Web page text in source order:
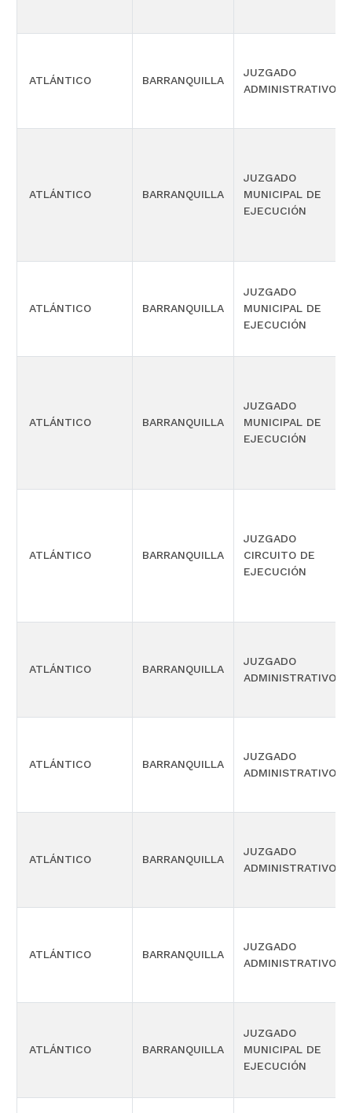
ATLÁNTICO BARRANQUILLA
JUZGADO
ADMINISTRATIVO
ATLÁNTICO BARRANQUILLA
JUZGADO
MUNICIPAL DE
EJECUCIÓN
ATLÁNTICO BARRANQUILLA
JUZGADO
MUNICIPAL DE
EJECUCIÓN
ATLÁNTICO BARRANQUILLA
JUZGADO
MUNICIPAL DE
EJECUCIÓN
ATLÁNTICO BARRANQUILLA
JUZGADO
CIRCUITO DE
EJECUCIÓN
ATLÁNTICO BARRANQUILLA
JUZGADO
ADMINISTRATIVO
ATLÁNTICO BARRANQUILLA
JUZGADO
ADMINISTRATIVO
ATLÁNTICO BARRANQUILLA
JUZGADO
ADMINISTRATIVO
ATLÁNTICO BARRANQUILLA
JUZGADO
ADMINISTRATIVO
ATLÁNTICO BARRANQUILLA
JUZGADO
MUNICIPAL DE
EJECUCIÓN